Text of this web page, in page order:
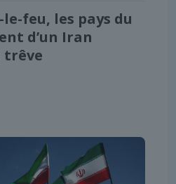
le-feu, les pays du
d’un Iran
trêve